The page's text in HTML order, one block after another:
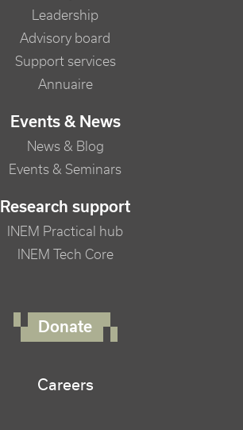
Leadership
Advisory board
Support services
Annuaire
Events & News
News & Blog
Events & Seminars
Research support
INEM Practical hub
INEM Tech Core
Donate
Careers